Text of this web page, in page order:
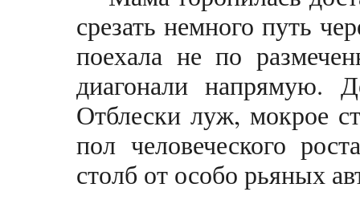
срезать немного путь
поехала не по
диагонали напрямую.
Отблески луж, мокрое
пол человеческого
столб от особо рьяных